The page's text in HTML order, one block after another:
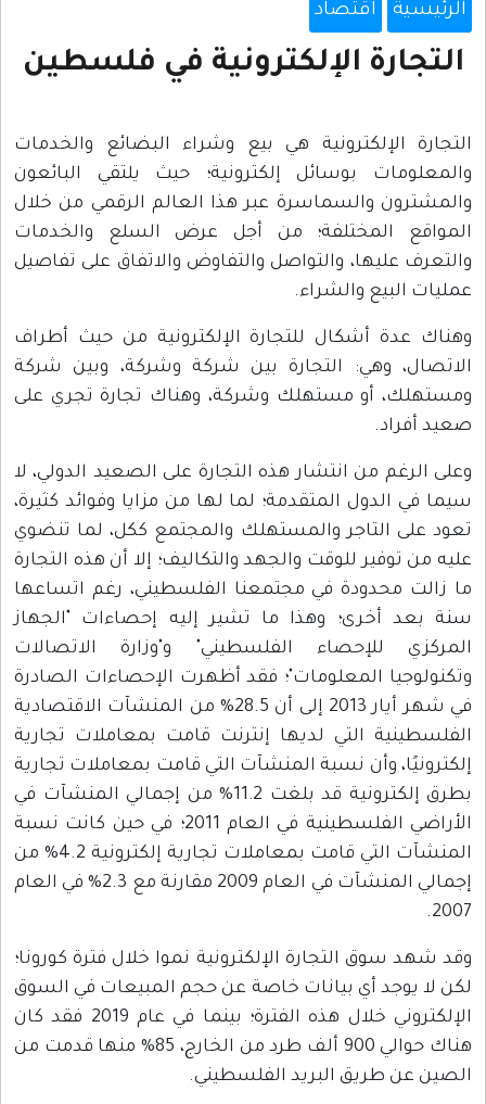
الرئيسية اقتصاد
التجارة الإلكترونية في فلسطين
التجارة الإلكترونية هي بيع وشراء البضائع والخدمات
والمعلومات بوسائل إلكترونية؛ حيث يلتقي البائعون
والمشترون والسماسرة عبر هذا العالم الرقمي من خلال
المواقع المختلفة؛ من أجل عرض السلع والخدمات
والتعرف عليها، والتواصل والتفاوض والاتفاق على تفاصيل
عمليات البيع والشراء.
وهناك عدة أشكال للتجارة الإلكترونية من حيث أطراف
الاتصال، وهي: التجارة بين شركة وشركة، وبين شركة
ومستهلك، أو مستهلك وشركة، وهناك تجارة تجري على
صعيد أفراد.
وعلى الرغم من انتشار هذه التجارة على الصعيد الدولي، لا
سيما في الدول المتقدمة؛ لما لها من مزايا وفوائد كثيرة،
تعود على التاجر والمستهلك والمجتمع ككل، لما تنضوي
عليه من توفير للوقت والجهد والتكاليف؛ إلا أن هذه التجارة
ما زالت محدودة في مجتمعنا الفلسطيني، رغم اتساعها
سنة بعد أخرى؛ وهذا ما تشير إليه إحصاءات "الجهاز
المركزي للإحصاء الفلسطيني" و"وزارة الاتصالات
وتكنولوجيا المعلومات"؛ فقد أظهرت الإحصاءات الصادرة
في شهر أيار 2013 إلى أن 28.5% من المنشآت الاقتصادية
الفلسطينية التي لديها إنترنت قامت بمعاملات تجارية
إلكترونيًا، وأن نسبة المنشآت التي قامت بمعاملات تجارية
بطرق إلكترونية قد بلغت 11.2% من إجمالي المنشآت في
الأراضي الفلسطينية في العام 2011؛ في حين كانت نسبة
المنشآت التي قامت بمعاملات تجارية إلكترونية 4.2% من
إجمالي المنشآت في العام 2009 مقارنة مع 2.3% في العام
2007.
وقد شهد سوق التجارة الإلكترونية نموا خلال فترة كورونا؛
لكن لا يوجد أي بيانات خاصة عن حجم المبيعات في السوق
الإلكتروني خلال هذه الفترة؛ بينما في عام 2019 فقد كان
هناك حوالي 900 ألف طرد من الخارج، 85% منها قدمت من
الصين عن طريق البريد الفلسطيني.